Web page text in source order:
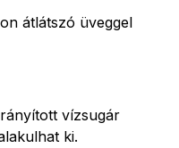
átlátszó üveggel
vízsugár
ki.